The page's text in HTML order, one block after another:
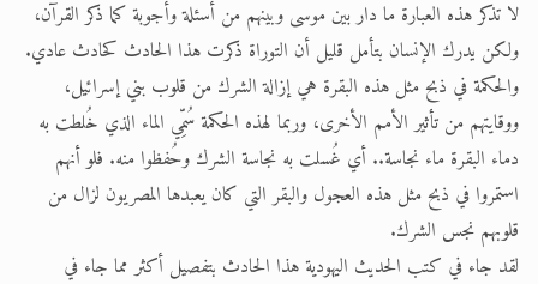
لا تذكر هذه العبارة ما دار بين موسى وبينهم من أسئلة وأجوبة كما ذكر القرآن،
ولكن يدرك الإنسان بتأمل قليل أن التوراة ذكرت هذا الحادث كحادث عادي.
والحكمة في ذبح مثل هذه البقرة هي إزالة الشرك من قلوب بني إسرائيل،
ووقايتهم من تأثير الأمم الأخرى، وربما لهذه الحكمة سُمِّي الماء الذي خُلطت به
دماء البقرة ماء نجاسة.. أي غُسلت به نجاسة الشرك وحُفظوا منه. فلو أنهم
استمروا في ذبح مثل هذه العجول والبقر التي كان يعبدها المصريون لزال من
قلوبهم نجس الشرك.
لقد جاء في كتب الحديث اليهودية هذا الحادث بتفصيل أكثر مما جاء في